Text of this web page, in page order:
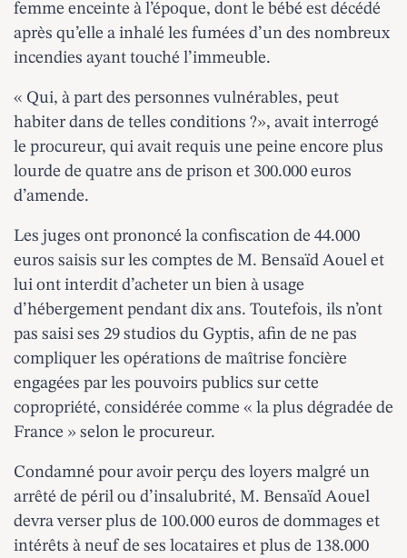
femme enceinte à l’époque, dont le bébé est décédé
après qu’elle a inhalé les fumées d’un des nombreux
incendies ayant touché l’immeuble.
« Qui, à part des personnes vulnérables, peut
habiter dans de telles conditions ?», avait interrogé
le procureur, qui avait requis une peine encore plus
lourde de quatre ans de prison et 300.000 euros
d’amende.
Les juges ont prononcé la confiscation de 44.000
euros saisis sur les comptes de M. Bensaïd Aouel et
lui ont interdit d’acheter un bien à usage
d’hébergement pendant dix ans. Toutefois, ils n’ont
pas saisi ses 29 studios du Gyptis, afin de ne pas
compliquer les opérations de maîtrise foncière
engagées par les pouvoirs publics sur cette
copropriété, considérée comme « la plus dégradée de
France » selon le procureur.
Condamné pour avoir perçu des loyers malgré un
arrêté de péril ou d’insalubrité, M. Bensaïd Aouel
devra verser plus de 100.000 euros de dommages et
intérêts à neuf de ses locataires et plus de 138.000